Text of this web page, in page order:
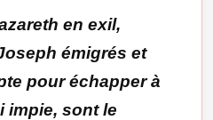
en exil,
émigrés et
pour échapper à
impie, sont le